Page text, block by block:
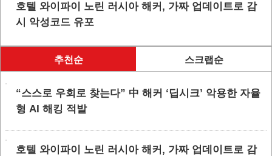
호텔 와이파이 노린 러시아 해커, 가짜 업데이트로 감
시 악성코드 유포
추천순 스크랩순
“스스로 우회로 찾는다” 中 해커 ‘딥시크’ 악용한 자율
형 AI 해킹 적발
호텔 와이파이 노린 러시아 해커, 가짜 업데이트로 감